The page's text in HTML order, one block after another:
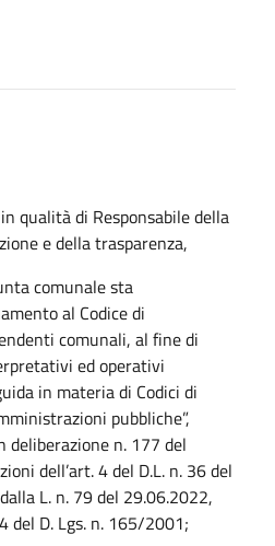
qualità di Responsabile della
e della trasparenza,
comunale sta
al Codice di
comunali, al fine di
ed operativi
in materia di Codici di
pubbliche”,
deliberazione n. 177 del
dell’art. 4 del D.L. n. 36 del
L. n. 79 del 29.06.2022,
del D. Lgs. n. 165/2001;